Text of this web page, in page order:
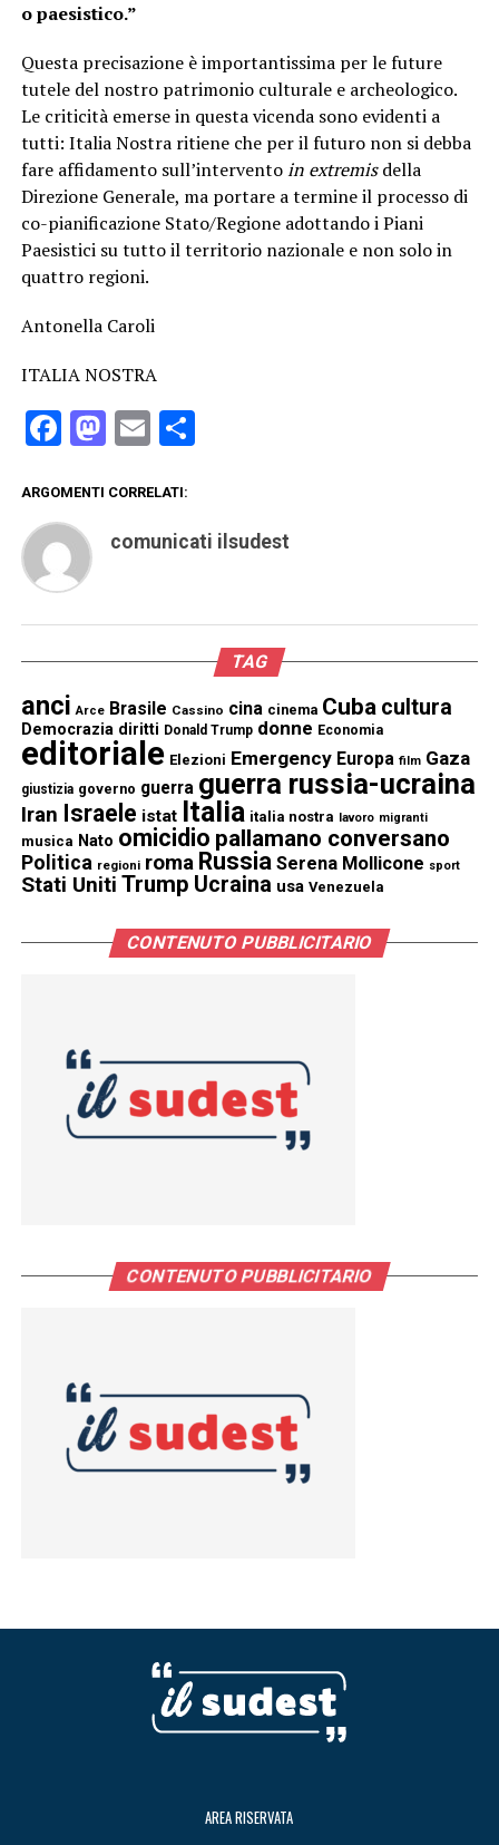
o paesistico.”
Questa precisazione è importantissima per le future
tutele del nostro patrimonio culturale e archeologico.
Le criticità emerse in questa vicenda sono evidenti a
tutti: Italia Nostra ritiene che per il futuro non si debba
fare affidamento sull’interventoin extremisdella
Direzione Generale, ma portare a termine il processo di
co-pianificazione Stato/Regione adottando i Piani
Paesistici su tutto il territorio nazionale e non solo in
quattro regioni.
Antonella Caroli
ITALIA NOSTRA
Facebook
Mastodon
EmailCondividi
ARGOMENTI CORRELATI:
comunicati ilsudest
TAG
anci Arce Brasile Cassino cina cinema Cuba cultura
Democrazia diritti Donald Trump donne Economia
editoriale Elezioni Emergency Europa film Gaza
giustizia governo guerra guerra russia-ucraina
Iran Israele istat Italia italia nostra lavoro migranti
musica Nato omicidio pallamano conversano
Politica regioni roma Russia Serena Mollicone sport
Stati Uniti Trump Ucraina usa Venezuela
CONTENUTO PUBBLICITARIO
CONTENUTO PUBBLICITARIO
AREA RISERVATA